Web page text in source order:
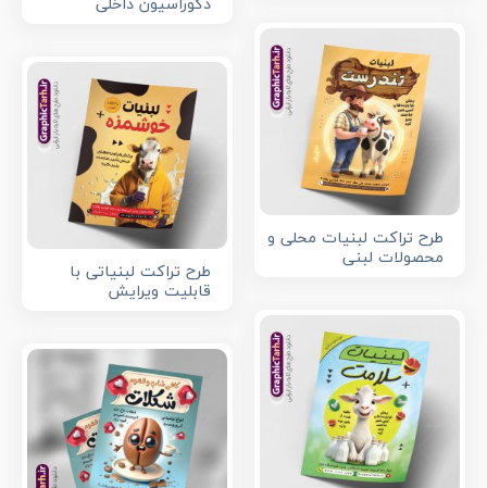
طرح تراکت لبنیات محلی و
محصولات لبنی
طرح تراکت لبنیاتی با
قابلیت ویرایش